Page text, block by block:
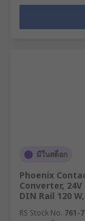
มีในสต็อก
Phoenix
Converter,
DIN Rail 120
RS Stock No. 761-